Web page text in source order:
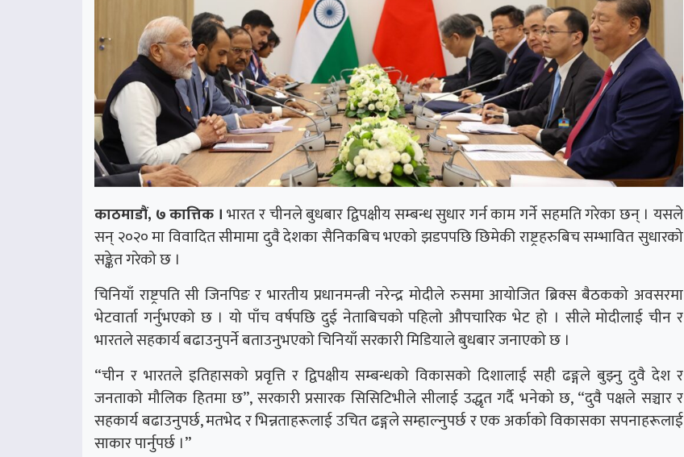
काठमाडौं, ७ कात्तिक ।भारत र चीनले बुधबार द्विपक्षीय सम्बन्ध सुधार गर्न काम गर्ने सहमति गरेका छन् । यसले
सन् २०२० मा विवादित सीमामा दुवै देशका सैनिकबिच भएको झडपपछि छिमेकी राष्ट्रहरुबिच सम्भावित सुधारको
सङ्केत गरेको छ ।
चिनियाँ राष्ट्रपति सी जिनपिङ र भारतीय प्रधानमन्त्री नरेन्द्र मोदीले रुसमा आयोजित ब्रिक्स बैठकको अवसरमा
भेटवार्ता गर्नुभएको छ । यो पाँच वर्षपछि दुई नेताबिचको पहिलो औपचारिक भेट हो । सीले मोदीलाई चीन र
भारतले सहकार्य बढाउनुपर्ने बताउनुभएको चिनियाँ सरकारी मिडियाले बुधबार जनाएको छ ।
“चीन र भारतले इतिहासको प्रवृत्ति र द्विपक्षीय सम्बन्धको विकासको दिशालाई सही ढङ्गले बुझ्नु दुवै देश र
जनताको मौलिक हितमा छ”, सरकारी प्रसारक सिसिटिभीले सीलाई उद्धृत गर्दै भनेको छ, “दुवै पक्षले सञ्चार र
सहकार्य बढाउनुपर्छ, मतभेद र भिन्नताहरूलाई उचित ढङ्गले सम्हाल्नुपर्छ र एक अर्काको विकासका सपनाहरूलाई
साकार पार्नुपर्छ ।”